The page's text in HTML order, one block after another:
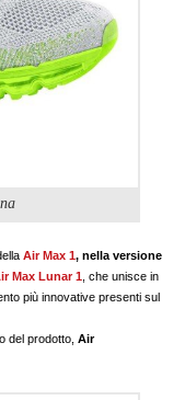
Air Max 1, nella versione
Max Lunar 1 , che unisce in
più innovative presenti sul
del prodotto,Air